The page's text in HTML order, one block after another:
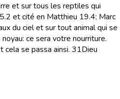
et sur tous les reptiles qui
et cité en Matthieu 19.4; Marc
du ciel et sur tout animal qui se
ce sera votre nourriture.
se passa ainsi. 31Dieu